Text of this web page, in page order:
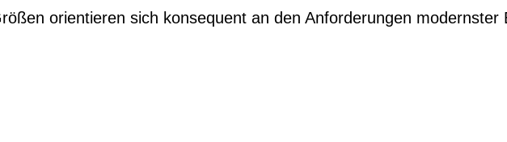
orientieren sich konsequent an den Anforderungen modernster